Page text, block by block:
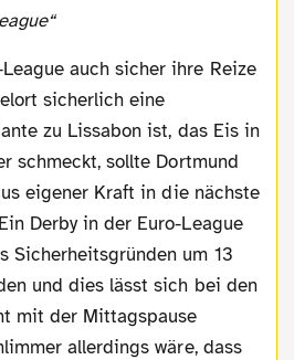
sicherlich eine
zu Lissabon ist, das Eis in
schmeckt, sollte Dortmund
eigener Kraft in die nächste
Derby in der Euro-League
Sicherheitsgründen um 13
und dies lässt sich bei den
mit der Mittagspause
allerdings wäre, dass